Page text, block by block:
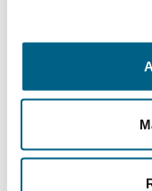
Como
Carregue o